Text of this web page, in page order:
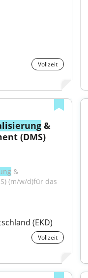
Vollzeit
&
(DMS)
&
(m/w/d)für das
(EKD)
Vollzeit